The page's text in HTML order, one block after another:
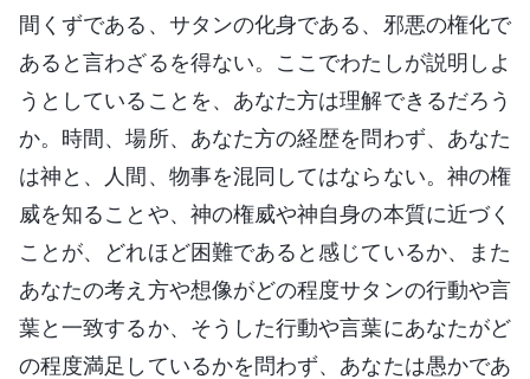
間くずである、サタンの化身である、邪悪の権化で
あると言わざるを得ない。ここでわたしが説明しよ
うとしていることを、あなた方は理解できるだろう
か。時間、場所、あなた方の経歴を問わず、あなた
は神と、人間、物事を混同してはならない。神の権
威を知ることや、神の権威や神自身の本質に近づく
ことが、どれほど困難であると感じているか、また
あなたの考え方や想像がどの程度サタンの行動や言
葉と一致するか、そうした行動や言葉にあなたがど
の程度満足しているかを問わず、あなたは愚かであ